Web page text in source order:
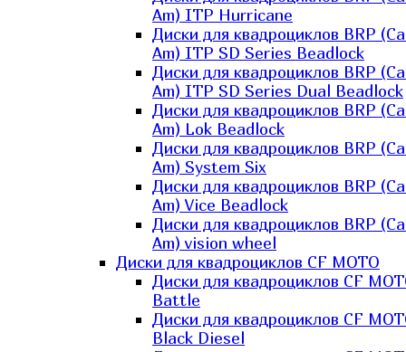
Am) ITP Hurricane
Диски для квадроциклов BRP
Am) ITP SD Series Beadlock
Диски для квадроциклов BRP
Am) ITP SD Series Dual Beadlock
Диски для квадроциклов BRP
Am) Lok Beadlock
Диски для квадроциклов BRP
Am) System Six
Диски для квадроциклов BRP
Am) Vice Beadlock
Диски для квадроциклов BRP
Am) vision wheel
Диски для квадроциклов CF MOTO
Диски для квадроциклов CF
Battle
Диски для квадроциклов CF
Black Diesel